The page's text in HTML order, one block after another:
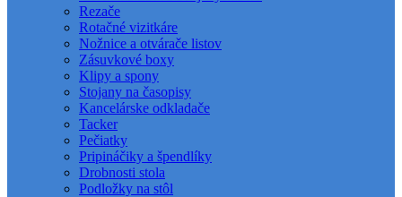
Rezače
Rotačné vizitkáre
Nožnice a otvárače listov
Zásuvkové boxy
Klipy a spony
Stojany na časopisy
Kancelárske odkladače
Tacker
Pečiatky
Pripináčiky a špendlíky
Drobnosti stola
Podložky na stôl